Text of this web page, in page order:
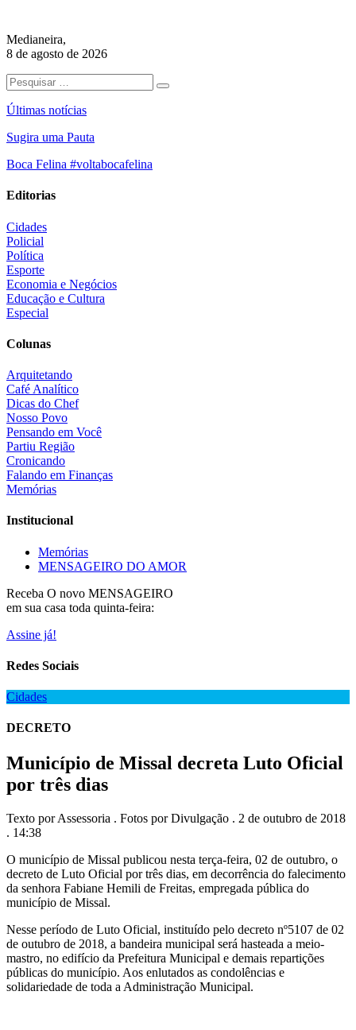
Medianeira,
8 de agosto de 2026
Últimas notícias
Sugira uma Pauta
Boca Felina #voltabocafelina
Editorias
Cidades
Policial
Política
Esporte
Economia e Negócios
Educação e Cultura
Especial
Colunas
Arquitetando
Café Analítico
Dicas do Chef
Nosso Povo
Pensando em Você
Partiu Região
Cronicando
Falando em Finanças
Memórias
Institucional
Memórias
MENSAGEIRO DO AMOR
Receba O novo MENSAGEIRO
em sua casa toda quinta-feira:
Assine já!
Redes Sociais
Cidades
DECRETO
Município de Missal decreta Luto Oficial
por três dias
Texto por Assessoria . Fotos por Divulgação . 2 de outubro de 2018
. 14:38
O município de Missal publicou nesta terça-feira, 02 de outubro, o
decreto de Luto Oficial por três dias, em decorrência do falecimento
da senhora Fabiane Hemili de Freitas, empregada pública do
município de Missal.
Nesse período de Luto Oficial, instituído pelo decreto nº5107 de 02
de outubro de 2018, a bandeira municipal será hasteada a meio-
mastro, no edifício da Prefeitura Municipal e demais repartições
públicas do município. Aos enlutados as condolências e
solidariedade de toda a Administração Municipal.